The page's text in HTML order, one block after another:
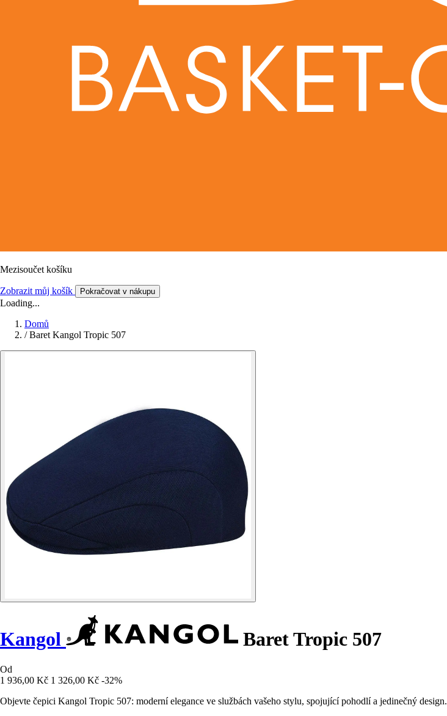
Mezisoučet košíku
Zobrazit můj košík Pokračovat v nákupu
Loading...
Domů
/ Baret Kangol Tropic 507
Kangol Baret Tropic 507
Od
1 936,00 Kč 1 326,00 Kč -32%
Objevte čepici Kangol Tropic 507: moderní elegance ve službách vašeho stylu, spojující pohodlí a jedinečný design.